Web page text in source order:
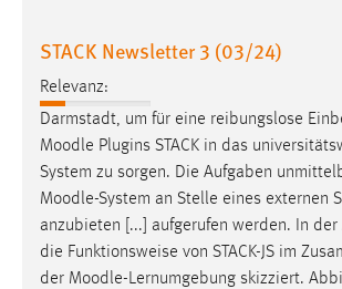
STACK Newsletter 3 (03/24)
Relevanz:
Darmstadt, um für eine reibungslose
Moodle Plugins STACK in das
System zu sorgen. Die Aufgaben
Moodle-System an Stelle eines externen
anzubieten [...] aufgerufen werden. In
die Funktionsweise von STACK-JS im
der Moodle-Lernumgebung skizziert.